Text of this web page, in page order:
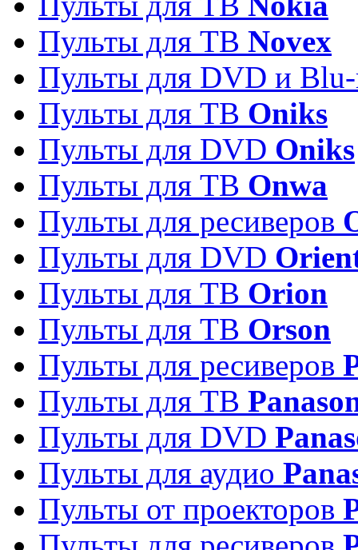
Пульты для ТВ Novex
Пульты для DVD и
Пульты для ТВ Oniks
Пульты для DVD Oniks
Пульты для ТВ Onwa
Пульты для ресиверов
Пульты для DVD
Пульты для ТВ Orion
Пульты для ТВ Orson
Пульты для ресиверов
Пульты для ТВ
Пульты для DVD
Пульты для аудио
Пульты от проекторов